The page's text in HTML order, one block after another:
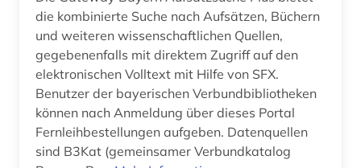
die kombinierte Suche nach Aufsätzen, Büchern
und weiteren wissenschaftlichen Quellen,
gegebenenfalls mit direktem Zugriff auf den
elektronischen Volltext mit Hilfe von SFX.
Benutzer der bayerischen Verbundbibliotheken
können nach Anmeldung über dieses Portal
Fernleihbestellungen aufgeben. Datenquellen
sind B3Kat (gemeinsamer Verbundkatalog